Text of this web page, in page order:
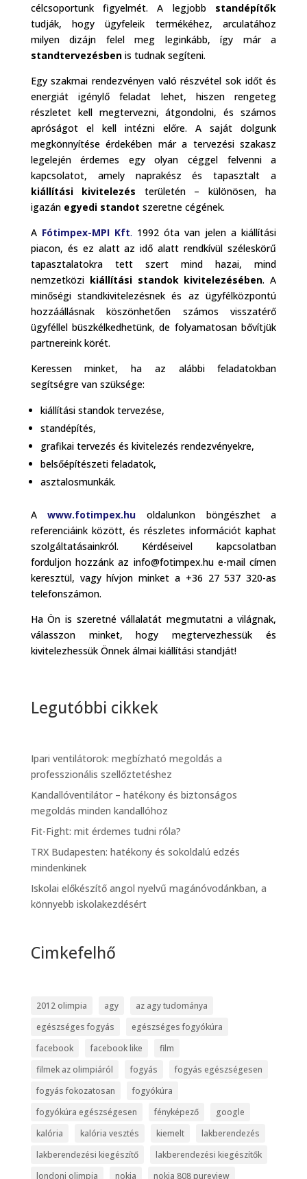
célcsoportunk figyelmét. A legjobb standépítők
tudják, hogy ügyfeleik termékéhez, arculatához
milyen dizájn felel meg leginkább, így már a
standtervezésbenis tudnak segíteni.
Egy szakmai rendezvényen való részvétel sok időt és
energiát igénylő feladat lehet, hiszen rengeteg
részletet kell megtervezni, átgondolni, és számos
apróságot el kell intézni előre. A saját dolgunk
megkönnyítése érdekében már a tervezési szakasz
legelején érdemes egy olyan céggel felvenni a
kapcsolatot, amely naprakész és tapasztalt a
kiállítási kivitelezés területén – különösen, ha
igazán egyedi standot szeretne cégének.
A Fótimpex-MPI Kft. 1992 óta van jelen a kiállítási
piacon, és ez alatt az idő alatt rendkívül széleskörű
tapasztalatokra tett szert mind hazai, mind
nemzetközi kiállítási standok kivitelezésében. A
minőségi standkivitelezésnek és az ügyfélközpontú
hozzáállásnak köszönhetően számos visszatérő
ügyféllel büszkélkedhetünk, de folyamatosan bővítjük
partnereink körét.
Keressen minket, ha az alábbi feladatokban
segítségre van szüksége:
kiállítási standok tervezése,
standépítés,
grafikai tervezés és kivitelezés rendezvényekre,
belsőépítészeti feladatok,
asztalosmunkák.
Awww.fotimpex.hu oldalunkon böngészhet a
referenciáink között, és részletes információt kaphat
szolgáltatásainkról. Kérdéseivel kapcsolatban
forduljon hozzánk az info@fotimpex.hu e-mail címen
keresztül, vagy hívjon minket a +36 27 537 320-as
telefonszámon.
Ha Ön is szeretné vállalatát megmutatni a világnak,
válasszon minket, hogy megtervezhessük és
kivitelezhessük Önnek álmai kiállítási standját!
Legutóbbi cikkek
Ipari ventilátorok: megbízható megoldás a
professzionális szellőztetéshez
Kandallóventilátor – hatékony és biztonságos
megoldás minden kandallóhoz
Fit-Fight: mit érdemes tudni róla?
TRX Budapesten: hatékony és sokoldalú edzés
mindenkinek
Iskolai előkészítő angol nyelvű magánóvodánkban, a
könnyebb iskolakezdésért
Cimkefelhő
2012 olimpia agy
az agy tudománya
egészséges fogyás
egészséges fogyókúra
facebook
facebook like
film
filmek az olimpiáról
fogyás
fogyás egészségesen
fogyás fokozatosan
fogyókúra
fogyókúra egészségesen
fényképező
google
kalória
kalória vesztés kiemelt
lakberendezés
lakberendezési kiegészítő
lakberendezési kiegészítők
londoni olimpia
nokia nokia 808 pureview